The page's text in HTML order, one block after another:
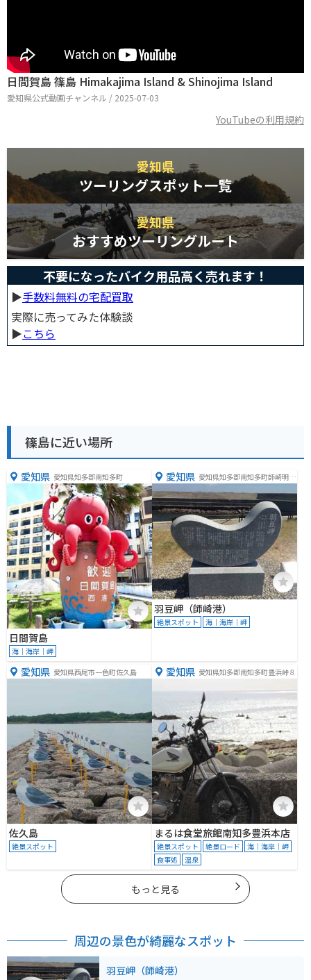
日間賀島 篠島 Himakajima Island & Shinojima Island
愛知県公式動画チャンネル / 2025-07-03
YouTubeの利用規約
愛知県
ツーリングスポット一覧
愛知県
おすすめツーリングルート
不要になったバイク用品高く売れます！
▶︎手数料無料の宅配買取
実際に売ってみた体験談
▶︎こちら
篠島に近い場所
愛知県 愛知県知多郡南知多町
日間賀島
海｜海岸｜岬
愛知県 愛知県知多郡南知多町師崎明神
山２
羽豆岬（師崎港）
絶景スポット 海｜海岸｜岬
愛知県 愛知県西尾市一色町佐久島
佐久島
絶景スポット
愛知県 愛知県知多郡南知多町豊浜峠８
まるは食堂旅館南知多豊浜本店
絶景スポット 絶景ロード
海｜海岸｜岬
食事処
温泉
もっと見る
周辺の景色が綺麗なスポット
羽豆岬（師崎港）